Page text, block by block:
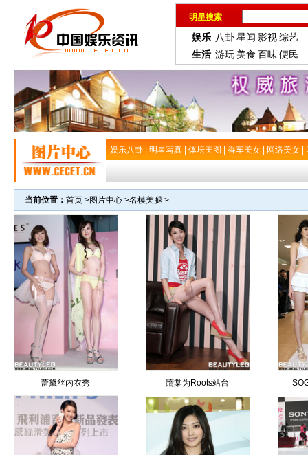
明星搜索
娱乐 八卦星闻 影视综艺
生活 游玩 美食 百味便民
娱乐八卦 明星写真 体坛美图 香车美女 网络美女
当前位置： 首页 >图片中心 >名模美腿 >
蕾黛丝内衣秀 隋棠为Roots站台